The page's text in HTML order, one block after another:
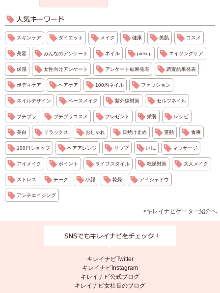
スキンケア ダイエット メイク 健康 美肌 コスメ
美容 みんなのアンケート ネイル pickup エイジングケア
保湿 女性向けアンケート アンケート結果発表 調査結果発表
ボディケア ヘアケア 100均ネイル ファッション
ネイルデザイン ベースメイク 紫外線対策 セルフネイル
プチプラ プチプラコスメ プレゼント 栄養 レシピ
美白 リラックス おしゃれ 日焼け止め 運動 食事
100円ショップ ヘアアレンジ リップ 睡眠 マッサージ
アイメイク ポイント ライフスタイル 乾燥対策 大人メイク
ストレス チーク 小顔 乾燥 アイシャドウ
アンチエイジング
>キレイナビゲーター紹介へ
キレイナビTwitter
キレイナビInstagram
キレイナビ公式ブログ
キレイナビ女社長のブログ